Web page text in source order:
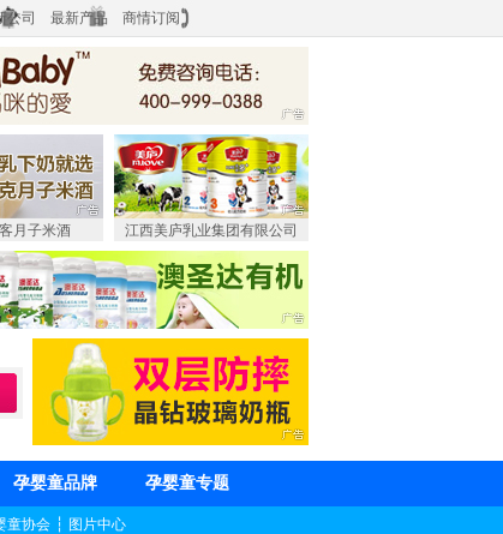
公司 最新产品 商情订阅
月子米酒 江西美庐乳业集团有限公司
孕婴童品牌 孕婴童专题
童协会 ┆ 图片中心